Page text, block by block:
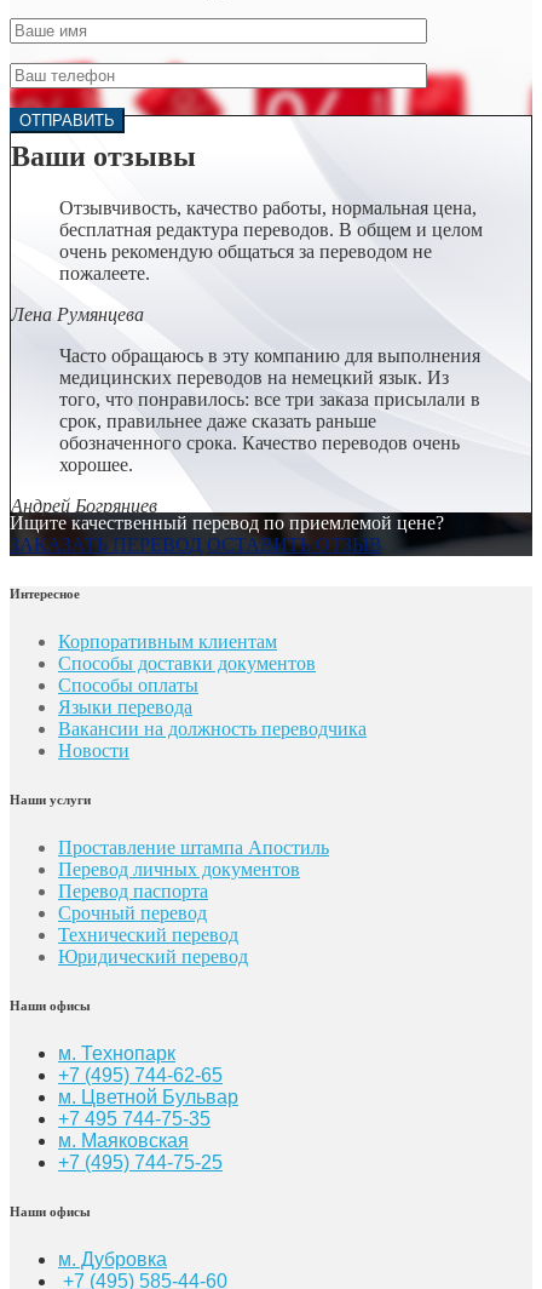
Ваши отзывы
Отзывчивость, качество работы, нормальная цена,
бесплатная редактура переводов. В общем и целом
очень рекомендую общаться за переводом не
пожалеете.
Лена Румянцева
Часто обращаюсь в эту компанию для выполнения
медицинских переводов на немецкий язык. Из
того, что понравилось: все три заказа присылали в
срок, правильнее даже сказать раньше
обозначенного срока. Качество переводов очень
хорошее.
Андрей Богрянцев
Ищите качественный перевод по приемлемой цене?
ЗАКАЗАТЬ ПЕРЕВОД ОСТАВИТЬ ОТЗЫВ
Интересное
Корпоративным клиентам
Способы доставки документов
Способы оплаты
Языки перевода
Вакансии на должность переводчика
Новости
Наши услуги
Проставление штампа Апостиль
Перевод личных документов
Перевод паспорта
Срочный перевод
Технический перевод
Юридический перевод
Наши офисы
м. Технопарк
+7 (495) 744-62-65
м. Цветной Бульвар
+7 495 744-75-35
м. Маяковская
+7 (495) 744-75-25
Наши офисы
м. Дубровка
+7 (495) 585-44-60